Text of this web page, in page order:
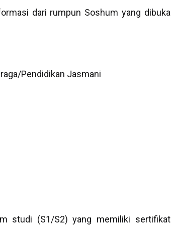
dari rumpun Soshum yang dibuka
Pendidikan Jasmani
studi (S1/S2) yang memiliki sertifikat